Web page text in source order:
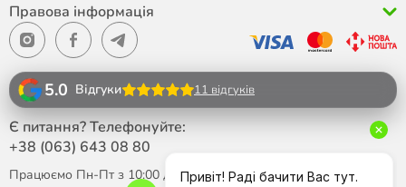
Правова інформація
5.0 Відгуки 11 відгуків
Є питання? Телефонуйте:
+38 (063) 643 08 80
Працюємо Пн-Пт з 10:00 до 18:00